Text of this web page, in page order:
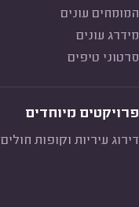
המומחים עונים
מידרג עונים
סרטוני טיפים
פרויקטים מיוחדים
דירוג עיריות וקופות חולים